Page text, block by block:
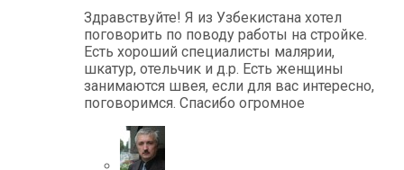
Здравствуйте! Я из Узбекистана хотел
поговорить по поводу работы на стройке.
Есть хороший специалисты малярии,
шкатур, отельчик и д.р. Есть женщины
занимаются швея, если для вас интересно,
поговоримся. Спасибо огромное